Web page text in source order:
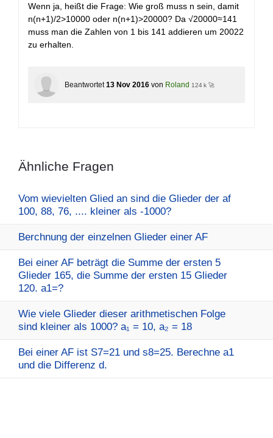
Wenn ja, heißt die Frage: Wie groß muss n sein, damit
n(n+1)/2>10000 oder n(n+1)>20000? Da √20000≈141
muss man die Zahlen von 1 bis 141 addieren um 20022
zu erhalten.
Beantwortet 13 Nov 2016 von Roland 124 k 🚀
Ähnliche Fragen
Vom wievielten Glied an sind die Glieder der af
100, 88, 76, .... kleiner als -1000?
Berchnung der einzelnen Glieder einer AF
Bei einer AF beträgt die Summe der ersten 5
Glieder 165, die Summe der ersten 15 Glieder
120. a1=?
Wie viele Glieder dieser arithmetischen Folge
sind kleiner als 1000? a₁ = 10, a₂ = 18
Bei einer AF ist S7=21 und s8=25. Berechne a1
und die Differenz d.